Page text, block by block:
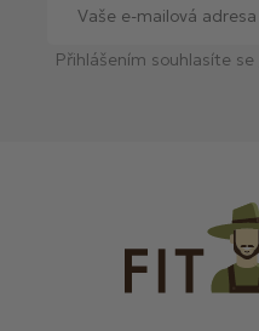
Přihlášením souhlasíte se